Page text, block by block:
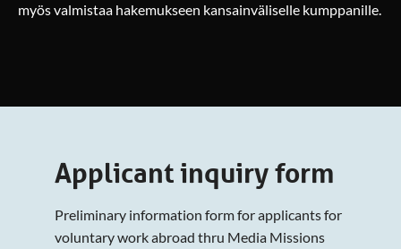
myös valmistaa hakemukseen kansainväliselle kumppanille.
Applicant inquiry form
Preliminary information form for applicants for
voluntary work abroad thru Media Missions